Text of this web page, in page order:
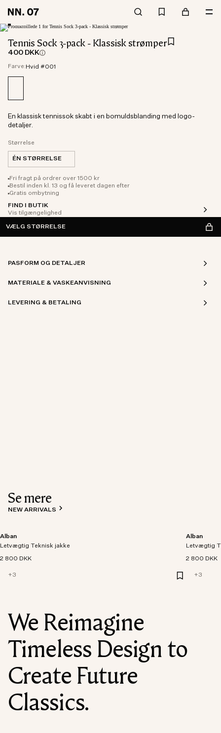
Tennis Sock 3-pack - Klassisk strømper
400 DKK
Farve: Hvid #001
Størrelse
ÉN STØRRELSE
Fri fragt på ordrer over 1500 kr
Bestil inden kl. 13 og få leveret dagen efter
Gratis ombytning
FIND I BUTIK
Vis tilgængelighed
En klassisk tennissok skabt i en bomuldsblanding med logo-
detaljer.
VÆLG STØRRELSE
PASFORM OG DETALJER
MATERIALE & VASKEANVISNING
LEVERING & BETALING
Se mere
NEW ARRIVALS
Alban
Letvægtig Teknisk jakke
2 800 DKK
+3
Alban
Letvægtig
2 800 DKK
+3
We Reimagine
Timeless Design to
Create Future
Classics.